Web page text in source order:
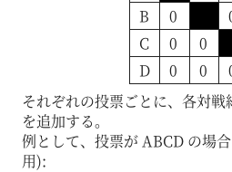
B
0
C
0 0
D
0 0
それぞれの投票ごとに、各対戦
を追加する。
例として、投票が ABCD の場
用):